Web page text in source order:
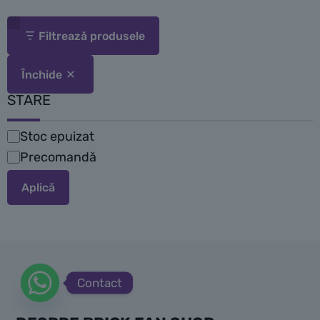
Există mai multe seturi LEGO inspirate de Animal Crossing,
Printre cele mai bune și populare seturi LEGO Animal
LEGO Animal Crossing: Island Life
Unul dintre cele mai apreciate seturi din seria Animal
Crossing este
include o recreație a insulei în stil LEGO, cu locuri iconice din
joc, cum ar fi plaja, grădina și casa lui Tom Nook. Setul este
cum ar fi pescuitul și plantarea de flori.
Setul include și mai multe minifigurine ale personajelor din
Filtrează produsele
Închide
STARE
Disponibilitate
Stoc epuizat
Precomandă
Aplică
Contact